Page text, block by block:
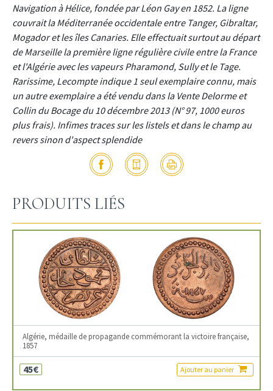
Navigation à Hélice, fondée par Léon Gay en 1852. La ligne
couvrait la Méditerranée occidentale entre Tanger, Gibraltar,
Mogador et les îles Canaries. Elle effectuait surtout au départ
de Marseille la première ligne régulière civile entre la France
et l'Algérie avec les vapeurs Pharamond, Sully et le Tage.
Rarissime, Lecompte indique 1 seul exemplaire connu, mais
un autre exemplaire a été vendu dans la Vente Delorme et
Collin du Bocage du 10 décembre 2013 (N° 97, 1000 euros
plus frais). Infimes traces sur les listels et dans le champ au
revers sinon d'aspect splendide
PRODUITS LIÉS
Algérie, médaille de propagande commémorant la victoire française,
1857
45€ Ajouter au panier